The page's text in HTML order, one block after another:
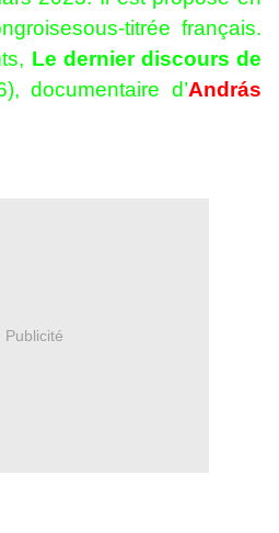
titrée français.
Le dernier discours de
documentaire d’András
Publicité